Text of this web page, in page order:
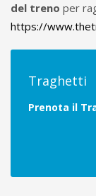
del treno per
https://
Traghetti
Prenota il